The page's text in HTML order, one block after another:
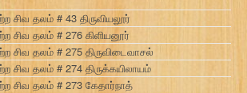
சிவ தலம் # 43 திருவியலூர்
சிவ தலம் # 276 கிளியனூர்
சிவ தலம் # 275 திருவிடைவாசல்
சிவ தலம் # 274 திருக்கயிலாயம்
சிவ தலம் # 273 கேதார்நாத்